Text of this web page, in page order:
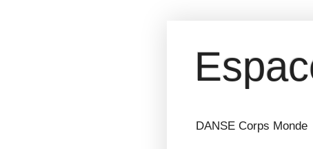
DANSE Corps